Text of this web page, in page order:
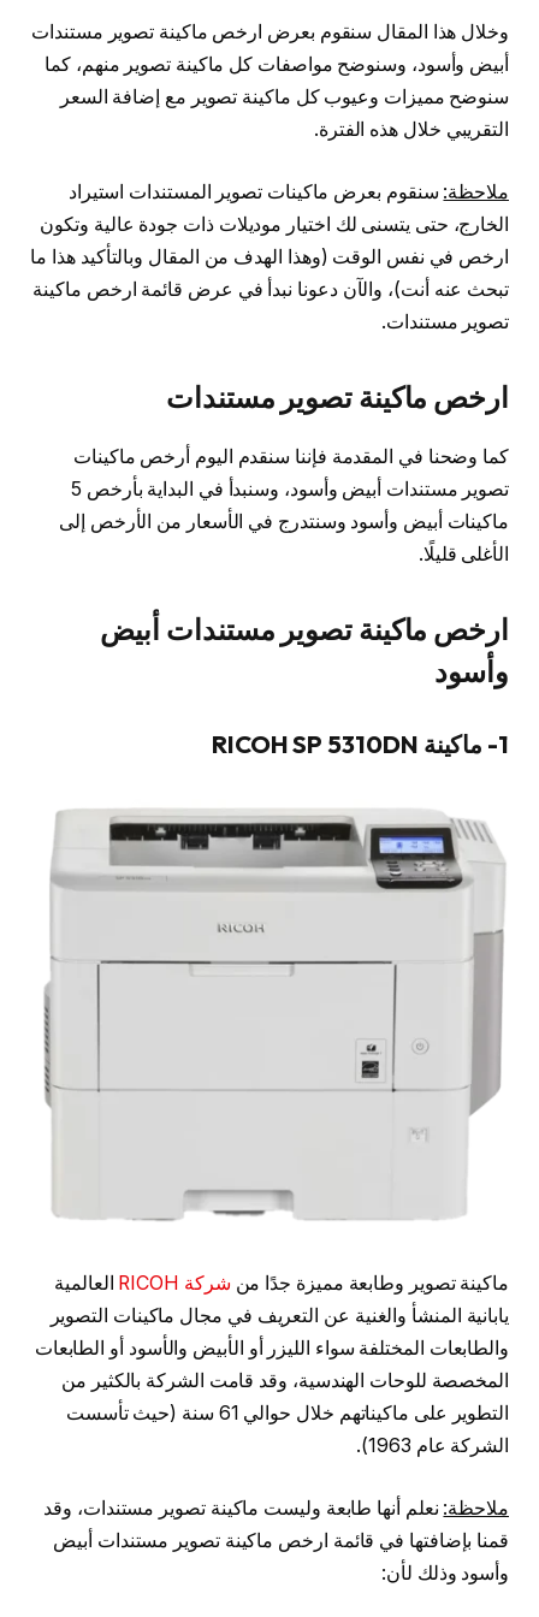
وخلال هذا المقال سنقوم بعرض ارخص ماكينة تصوير مستندات
أبيض وأسود، وسنوضح مواصفات كل ماكينة تصوير منهم، كما
سنوضح مميزات وعيوب كل ماكينة تصوير مع إضافة السعر
التقريبي خلال هذه الفترة.
ملاحظة: سنقوم بعرض ماكينات تصوير المستندات استيراد
الخارج، حتى يتسنى لك اختيار موديلات ذات جودة عالية وتكون
ارخص في نفس الوقت (وهذا الهدف من المقال وبالتأكيد هذا ما
تبحث عنه أنت)، والآن دعونا نبدأ في عرض قائمة ارخص ماكينة
تصوير مستندات.
ارخص ماكينة تصوير مستندات
كما وضحنا في المقدمة فإننا سنقدم اليوم أرخص ماكينات
تصوير مستندات أبيض وأسود، وسنبدأ في البداية بأرخص 5
ماكينات أبيض وأسود وسنتدرج في الأسعار من الأرخص إلى
الأغلى قليلًا.
ارخص ماكينة تصوير مستندات أبيض
وأسود
1- ماكينة RICOH SP 5310DN
ماكينة تصوير وطابعة مميزة جدًا من شركة RICOH
العالمية
يابانية المنشأ والغنية عن التعريف في مجال ماكينات التصوير
والطابعات المختلفة سواء الليزر أو الأبيض والأسود أو الطابعات
المخصصة للوحات الهندسية، وقد قامت الشركة بالكثير من
التطوير على ماكيناتهم خلال حوالي 61 سنة (حيث تأسست
الشركة عام 1963).
ملاحظة: نعلم أنها طابعة وليست ماكينة تصوير مستندات، وقد
قمنا بإضافتها في قائمة ارخص ماكينة تصوير مستندات أبيض
وأسود وذلك لأن: